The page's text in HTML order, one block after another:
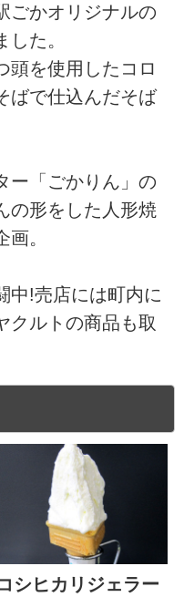
ごかオリジナルの
た。
頭を使用したコロ
ばで仕込んだそば
ー「ごかりん」の
の形をした人形焼
。
中!売店には町内に
クルトの商品も取
シヒカリジェラー